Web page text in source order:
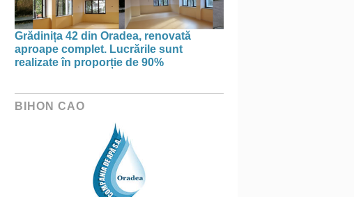
Grădinița 42 din Oradea, renovată
aproape complet. Lucrările sunt
realizate în proporție de 90%
BIHON CAO